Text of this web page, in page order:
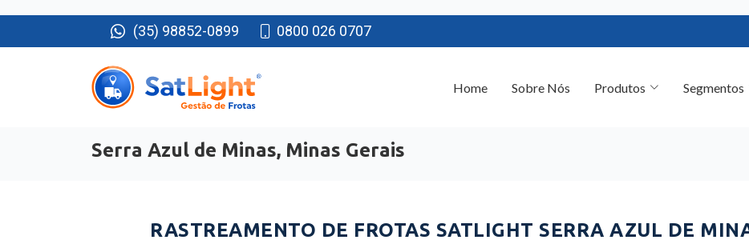
(35) 98852-0899 0800 026 0707
Serra Azul de Minas, Minas Gerais
RASTREAMENTO DE FROTAS SATLIGHT SERRA AZUL DE